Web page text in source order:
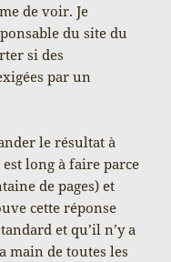
de voir. Je
du site du
si des
par un
le résultat à
long à faire parce
de pages) et
cette réponse
et qu’il n’y a
main de toutes les